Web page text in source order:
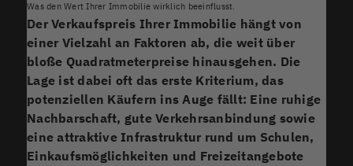
Was den Wert Ihrer Immobilie wirklich beeinflusst.
Der Verkaufspreis Ihrer Immobilie hängt von
einer Vielzahl an Faktoren ab, die weit über
bloße Quadratmeterpreise hinausgehen. Die
Lage ist dabei oft das erste Kriterium, das
potenziellen Käufern ins Auge fällt: Eine ruhige
Nachbarschaft, gute Verkehrsanbindung sowie
eine attraktive Infrastruktur rund um Schulen,
Einkaufsmöglichkeiten und Freizeitangebote